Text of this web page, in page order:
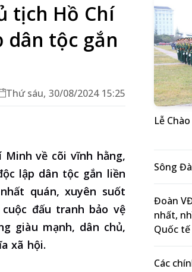
tịch Hồ Chí
dân tộc gắn
Thứ sáu, 30/08/2024 15:25
về cõi vĩnh hằng,
lập dân tộc gắn liền
quán, xuyên suốt
đấu tranh bảo vệ
giàu mạnh, dân chủ,
xã hội.
Lễ
Sông
Đoàn
nhất,
Quốc
Các